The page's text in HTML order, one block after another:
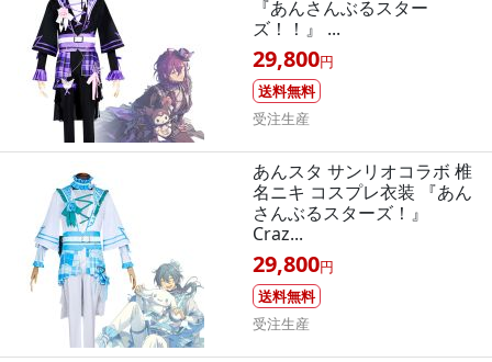
『あんさんぶるスター
ズ！！』 ...
29,800円
送料無料
受注生産
あんスタ サンリオコラボ 椎
名ニキ コスプレ衣装 『あん
さんぶるスターズ！』
Craz...
29,800円
送料無料
受注生産